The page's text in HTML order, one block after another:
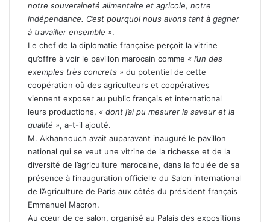
notre souveraineté alimentaire et agricole, notre
indépendance. C’est pourquoi nous avons tant à gagner
à travailler ensemble ».
Le chef de la diplomatie française perçoit la vitrine
qu’offre à voir le pavillon marocain comme « l’un des
exemples très concrets » du potentiel de cette
coopération où des agriculteurs et coopératives
viennent exposer au public français et international
leurs productions, « dont j’ai pu mesurer la saveur et la
qualité », a-t-il ajouté.
M. Akhannouch avait auparavant inauguré le pavillon
national qui se veut une vitrine de la richesse et de la
diversité de l’agriculture marocaine, dans la foulée de sa
présence à l’inauguration officielle du Salon international
de l’Agriculture de Paris aux côtés du président français
Emmanuel Macron.
Au cœur de ce salon, organisé au Palais des expositions